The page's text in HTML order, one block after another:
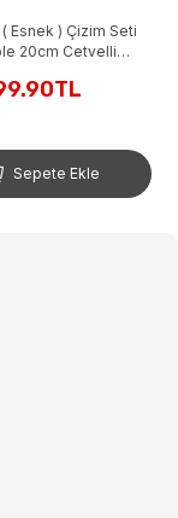
20cm Cetvelli
Sepete Ekle